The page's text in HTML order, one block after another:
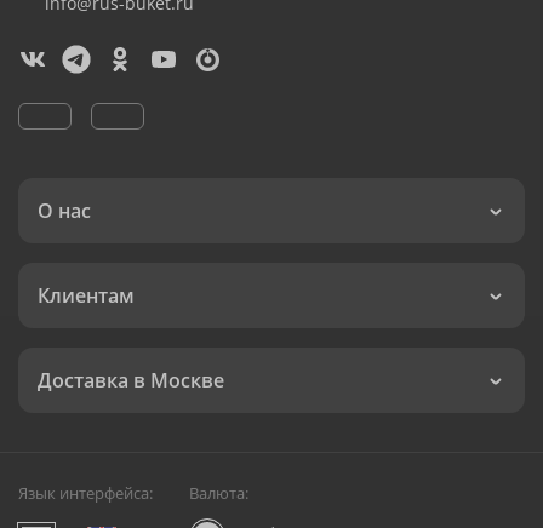
О нас
Клиентам
Доставка в Москве
Язык интерфейса: Валюта: